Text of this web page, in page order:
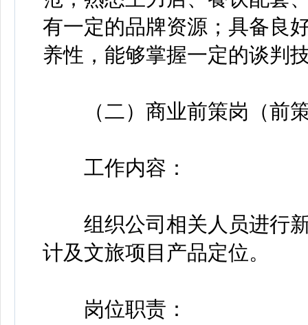
有一定的品牌资源；具备良
养性，能够掌握一定的谈判
（二）商业前策岗（前策
工作内容：
组织公司相关人员进行新
计及文旅项目产品定位。
岗位职责：